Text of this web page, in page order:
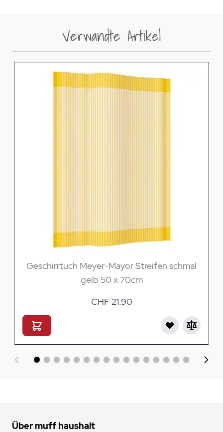
Verwandte Artikel
Geschirrtuch Meyer-Mayor Streifen schmal
gelb 50 x 70cm
CHF 21.90
Über muff haushalt